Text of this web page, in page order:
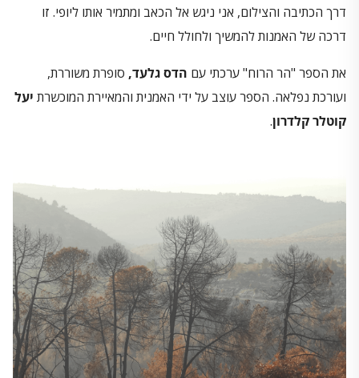
דרך הכתיבה והצילום, אני ניגש אל הכאב ומתמיר אותו ליופי. זו
דרכה של האמנות להמשיך ולחולל חיים.
את הספר "הר הרוח" ערכתי עם הדס גלעד, סופרת משוררת,
ועורכת נפלאה. הספר עוצב על ידי האמנית והמאיירת המוכשרת יעל
קוטלר קלדרון.